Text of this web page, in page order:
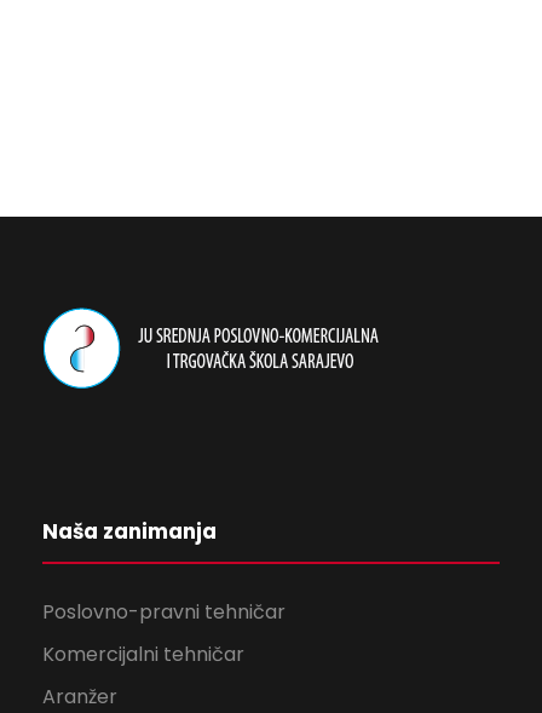
Naša zanimanja
Poslovno-pravni tehničar
Komercijalni tehničar
Aranžer